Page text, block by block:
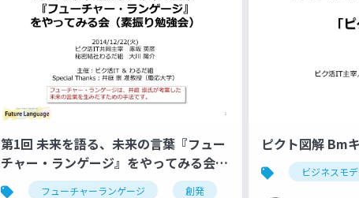
bmg ピクト図解 itエンジニア勉強会 ピク活it
第1回 未来を語る、未来の言葉『フュー
チャー・ランゲージ』をやってみる会
（素振り勉強会）
フューチャーランゲージ 創発
ピクト図解 Bm
ビジネスモ